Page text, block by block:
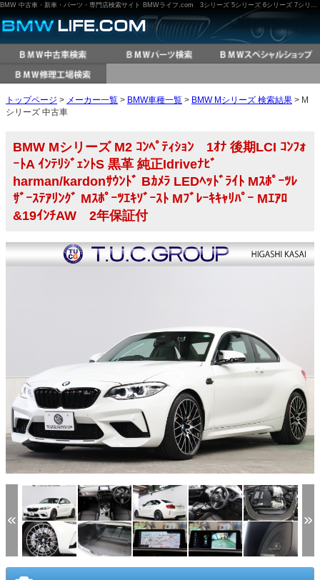
BMW 中古車・新車・パーツ・専門店検索サイト BMWライフ.com 3シリーズ 5シリーズ 6シリーズ 7シリーズ M3 M5 X3 X5 など
トップページ > メーカー一覧 > BMW車種一覧 > BMW Mシリーズ 検索結果 > M
シリーズ 中古車
BMW Mシリーズ M2 ｺﾝﾍﾟﾃｨｼｮﾝ 1ｵﾅ 後期LCI ｺﾝﾌｫ
ｰﾄA ｲﾝﾃﾘｼﾞｪﾝﾄS 黒革 純正Idriveﾅﾋﾞ
harman/kardonｻｳﾝﾄﾞ Bｶﾒﾗ LEDﾍｯﾄﾞﾗｲﾄ Mｽﾎﾟｰﾂﾚ
ｻﾞｰｽﾃｱﾘﾝｸﾞ Mｽﾎﾟｰﾂｴｷｿﾞｰｽﾄ Mﾌﾞﾚｰｷｷｬﾘﾊﾟｰ Mｴｱﾛ
&19ｲﾝﾁAW 2年保証付
(1/50)